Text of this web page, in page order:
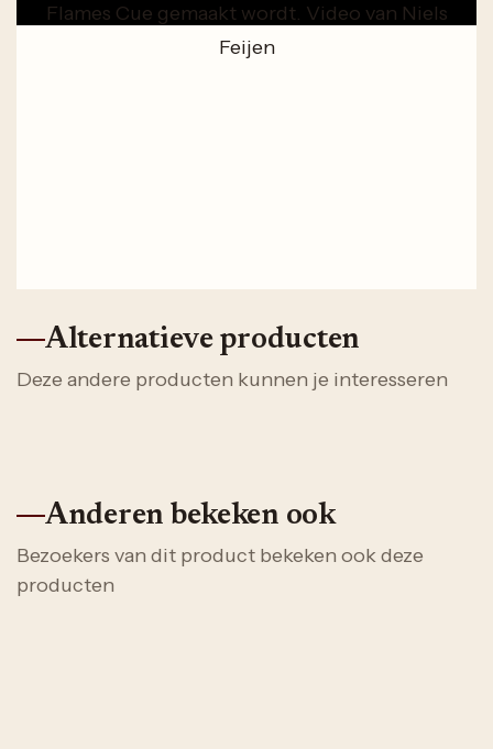
Flames Cue gemaakt wordt. Video van Niels
Feijen
Alternatieve producten
Deze andere producten kunnen je interesseren
Anderen bekeken ook
Bezoekers van dit product bekeken ook deze
producten